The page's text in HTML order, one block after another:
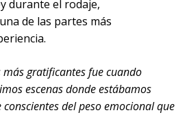
durante el rodaje,
de las partes más
gratificantes fue cuando
escenas donde estábamos
del peso emocional que